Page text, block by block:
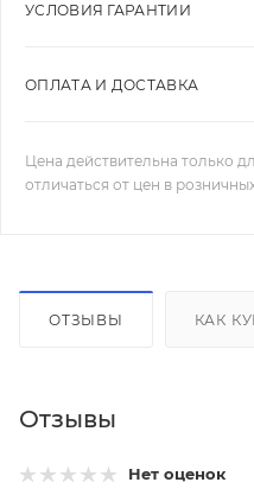
УСЛОВИЯ ГАРАНТИИ
ОПЛАТА И ДОСТАВКА
Цена действительна только
отличаться от цен в
ОТЗЫВЫ КАК
Отзывы
Нет оценок